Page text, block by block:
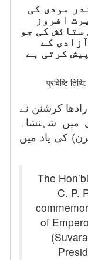
مودی کی
افروز
کی جو
کے
کرتی ہے
प्रविष्टि
کرشنن نے
میں شہنشاہ
کی یاد میں
The
C. P.
of